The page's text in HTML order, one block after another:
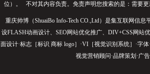
位）。 不对其内容负责。免责声明您搜索的是：需要更
重庆帅博（ShuaiBo Info-Tech CO.,Ltd）是集互联网信
设FLASH动画设计、SEO网站优化推广、DIV+CSS网站
面设计·标志［标识 商标 logo］·VI［视觉识别系统］·字
视觉营销顾问·品牌策划·广